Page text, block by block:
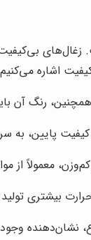
اشاره
رنگ آن
پایین، به
معمولاً از
بیشتری
نشان‌دهنده